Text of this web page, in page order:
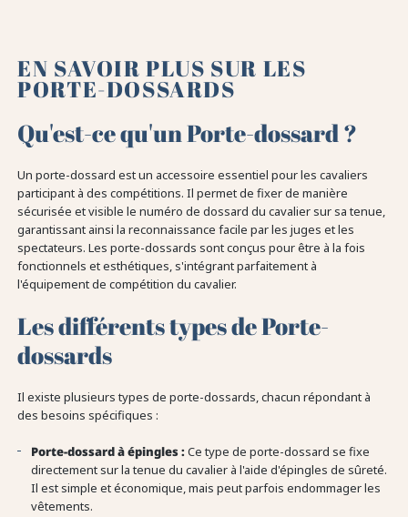
EN SAVOIR PLUS SUR LES
PORTE-DOSSARDS
Qu'est-ce qu'un Porte-dossard ?
Un porte-dossard est un accessoire essentiel pour les cavaliers
participant à des compétitions. Il permet de fixer de manière
sécurisée et visible le numéro de dossard du cavalier sur sa tenue,
garantissant ainsi la reconnaissance facile par les juges et les
spectateurs. Les porte-dossards sont conçus pour être à la fois
fonctionnels et esthétiques, s'intégrant parfaitement à
l'équipement de compétition du cavalier.
Les différents types de Porte-
dossards
Il existe plusieurs types de porte-dossards, chacun répondant à
des besoins spécifiques :
Porte-dossard à épingles : Ce type de porte-dossard se fixe
directement sur la tenue du cavalier à l'aide d'épingles de sûreté.
Il est simple et économique, mais peut parfois endommager les
vêtements.